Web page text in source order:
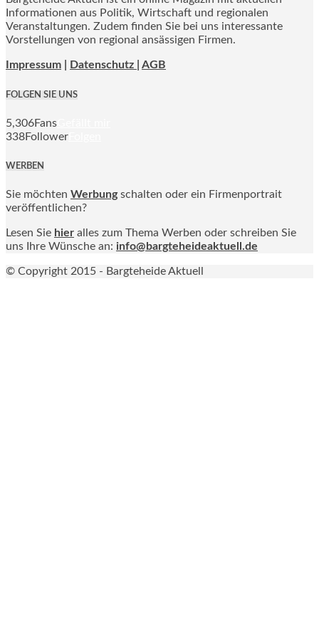
Informationen aus Politik, Wirtschaft und regionalen
Veranstaltungen. Zudem finden Sie bei uns interessante
Vorstellungen von regional ansässigen Firmen.
Impressum Datenschutz | AGB
FOLGEN SIE UNS
5,306Fans
338Follower
WERBEN
Sie möchten Werbung schalten oder ein Firmenportrait
veröffentlichen?
Lesen Sie hier alles zum Thema Werben oder schreiben Sie
uns Ihre Wünsche an: info@bargteheideaktuell.de
© Copyright 2015 - Bargteheide Aktuell